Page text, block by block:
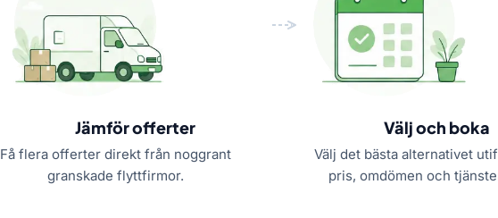
Jämför offerter
Få flera offerter direkt från noggrant
granskade flyttfirmor.
Välj och boka
Välj det bästa alternativet
pris, omdömen och